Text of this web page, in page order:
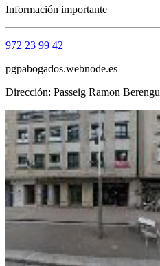
Información importante
972 23 99 42
pgpabogados.webnode.es
Dirección: Passeig Ramon